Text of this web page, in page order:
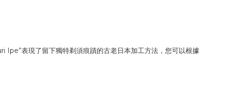
Ipe”表現了留下獨特剃須痕蹟的古老日本加工方法，您可以根據